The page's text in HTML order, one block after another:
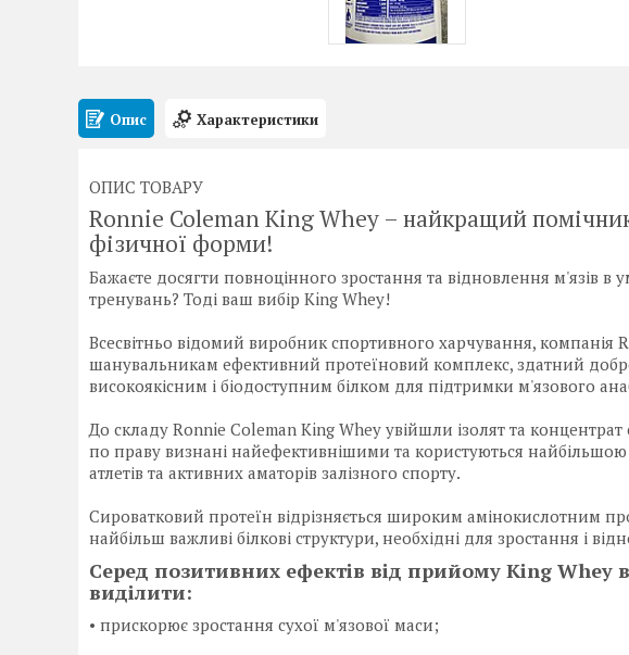
Опис Характеристики
ОПИС ТОВАРУ
Ronnie Coleman King Whey – найкращий
фізичної форми!
Бажаєте досягти повноцінного зростання та відновлення м'язів в
тренувань? Тоді ваш вибір King Whey!
Всесвітньо відомий виробник спортивного харчування, компанія
шанувальникам ефективний протеїновий комплекс, здатний
високоякісним і біодоступним білком для підтримки м'язового
До складу Ronnie Coleman King Whey увійшли ізолят та
по праву визнані найефективнішими та користуються
атлетів та активних аматорів залізного спорту.
Сироватковий протеїн відрізняється широким амінокислотним
найбільш важливі білкові структури, необхідні для зростання і
Серед позитивних ефектів від прийому King Whey
виділити:
• прискорює зростання сухої м'язової маси;